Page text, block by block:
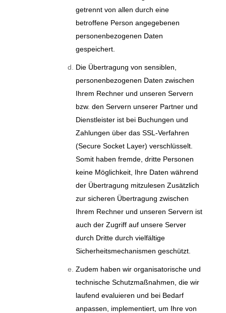
getrennt von allen durch eine
betroffene Person angegebenen
personenbezogenen Daten
gespeichert.
Die Übertragung von sensiblen,
personenbezogenen Daten zwischen
Ihrem Rechner und unseren Servern
bzw. den Servern unserer Partner und
Dienstleister ist bei Buchungen und
Zahlungen über das SSL-Verfahren
(Secure Socket Layer) verschlüsselt.
Somit haben fremde, dritte Personen
keine Möglichkeit, Ihre Daten während
der Übertragung mitzulesen Zusätzlich
zur sicheren Übertragung zwischen
Ihrem Rechner und unseren Servern ist
auch der Zugriff auf unsere Server
durch Dritte durch vielfältige
Sicherheitsmechanismen geschützt.
Zudem haben wir organisatorische und
technische Schutzmaßnahmen, die wir
laufend evaluieren und bei Bedarf
anpassen, implementiert, um Ihre von